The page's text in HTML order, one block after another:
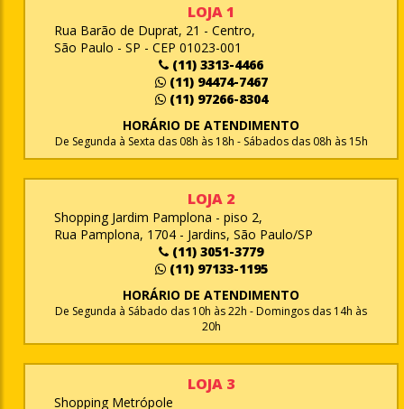
LOJA 1
Rua Barão de Duprat, 21 - Centro,
São Paulo - SP - CEP 01023-001
(11) 3313-4466
(11) 94474-7467
(11) 97266-8304
HORÁRIO DE ATENDIMENTO
De Segunda à Sexta das 08h às 18h - Sábados das 08h às 15h
LOJA 2
Shopping Jardim Pamplona - piso 2,
Rua Pamplona, 1704 - Jardins, São Paulo/SP
(11) 3051-3779
(11) 97133-1195
HORÁRIO DE ATENDIMENTO
De Segunda à Sábado das 10h às 22h - Domingos das 14h às
20h
LOJA 3
Shopping Metrópole